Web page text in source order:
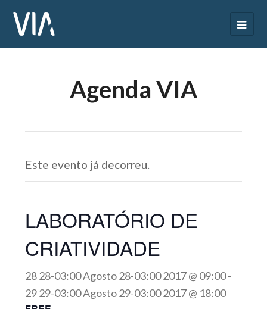
Agenda VIA
Este evento já decorreu.
LABORATÓRIO DE
CRIATIVIDADE
28 28-03:00 Agosto 28-03:00 2017 @ 09:00-
29 29-03:00 Agosto 29-03:00 2017 @ 18:00